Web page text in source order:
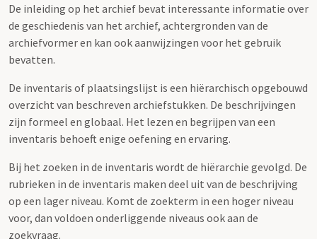
De inleiding op het archief bevat interessante informatie over
de geschiedenis van het archief, achtergronden van de
archiefvormer en kan ook aanwijzingen voor het gebruik
bevatten.
De inventaris of plaatsingslijst is een hiërarchisch opgebouwd
overzicht van beschreven archiefstukken. De beschrijvingen
zijn formeel en globaal. Het lezen en begrijpen van een
inventaris behoeft enige oefening en ervaring.
Bij het zoeken in de inventaris wordt de hiërarchie gevolgd. De
rubrieken in de inventaris maken deel uit van de beschrijving
op een lager niveau. Komt de zoekterm in een hoger niveau
voor, dan voldoen onderliggende niveaus ook aan de
zoekvraag.